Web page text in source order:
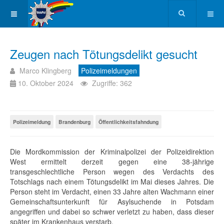
Zeugen nach Tötungsdelikt gesucht
Marco Klingberg
Polizeimeldungen
10. Oktober 2024
Zugriffe: 362
Polizeimeldung Brandenburg Öffentlichkeitsfahndung
Die Mordkommission der Kriminalpolizei der Polizeidirektion
West ermittelt derzeit gegen eine 38-jährige
transgeschlechtliche Person wegen des Verdachts des
Totschlags nach einem Tötungsdelikt im Mai dieses Jahres. Die
Person steht im Verdacht, einen 33 Jahre alten Wachmann einer
Gemeinschaftsunterkunft für Asylsuchende in Potsdam
angegriffen und dabei so schwer verletzt zu haben, dass dieser
später im Krankenhaus verstarb.